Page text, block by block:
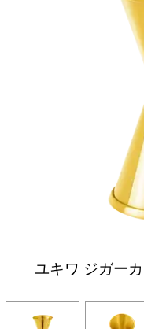
ユキワ ジガー